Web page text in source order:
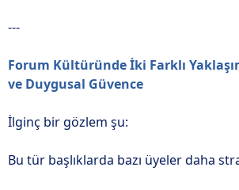
---
Forum Kültüründe İki Farklı
ve Duygusal Güvence
İlginç bir gözlem şu:
Bu tür başlıklarda bazı üyeler daha